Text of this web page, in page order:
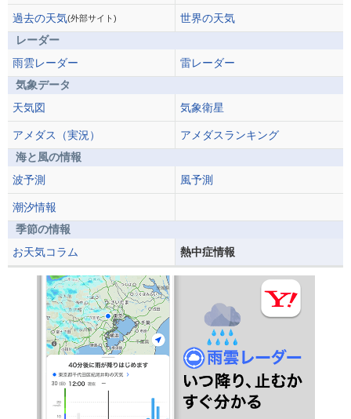
過去の天気(外部サイト)
世界の天気
レーダー
雨雲レーダー
雷レーダー
気象データ
天気図
気象衛星
アメダス（実況）
アメダスランキング
海と風の情報
波予測
風予測
潮汐情報
季節の情報
お天気コラム
熱中症情報